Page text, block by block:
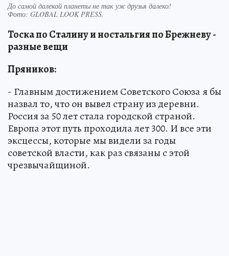
До самой далекой планеты не так уж друзья далеко!
Фото: GLOBAL LOOK PRESS.
Тоска по Сталину и ностальгия по Брежневу -
разные вещи
Пряников:
- Главным достижением Советского Союза я бы
назвал то, что он вывел страну из деревни.
Россия за 50 лет стала городской страной.
Европа этот путь проходила лет 300. И все эти
эксцессы, которые мы видели за годы
советской власти, как раз связаны с этой
чрезвычайщиной.